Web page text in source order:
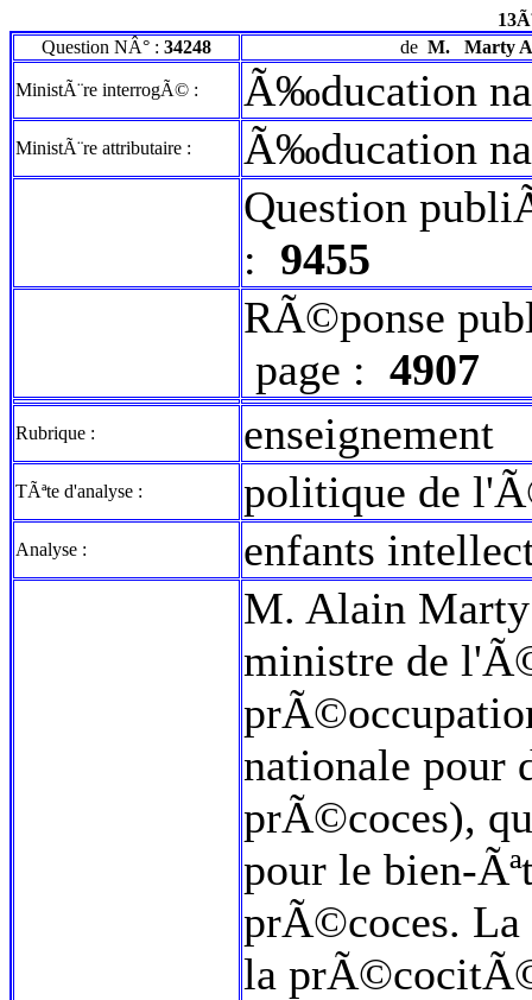
Question NÂ° : 34248 de M. Marty
MinistÃ¨re interrogÃ© : Ã‰ducation
MinistÃ¨re attributaire :
Ã‰ducation
Question
: 9455
RÃ©ponse
page : 4907
Rubrique : enseignement
TÃªte d'analyse : politique de
Analyse : enfants
M. Alain
ministre de
nationale pour
prÃ©coces),
pour le bien-
prÃ©coces.
la